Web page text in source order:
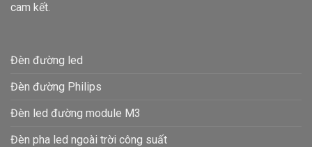
cam kết.
Đèn đường led
Đèn đường Philips
Đèn led đường module M3
Đèn pha led ngoài trời công suất